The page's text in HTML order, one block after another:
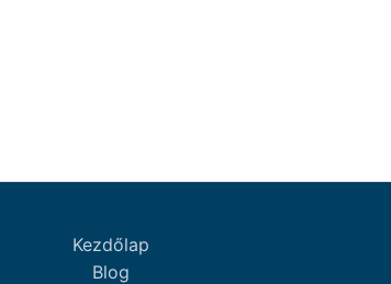
Kezdőlap
Blog